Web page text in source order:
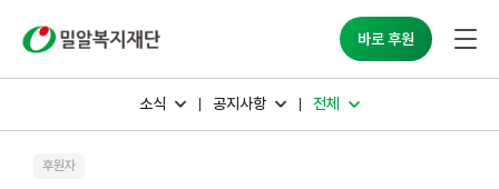
바로 후원
소식 공지사항 전체
후원자